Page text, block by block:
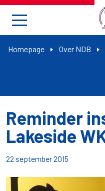
Homepage Over NDB
Reminder
Lakeside
22 september 2015